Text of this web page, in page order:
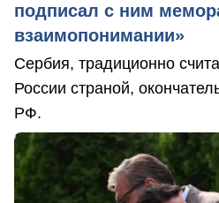
подписал с ним
взаимопонимании»
Сербия, традиционно
России страной,
РФ.